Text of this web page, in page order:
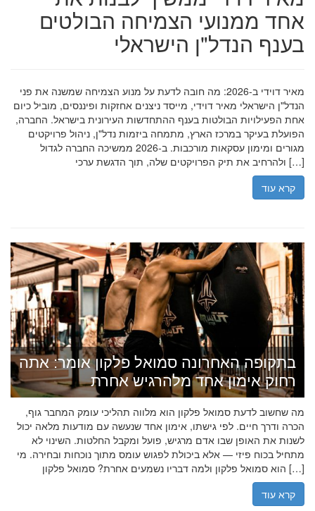
אחד ממנועי הצמיחה הבולטים
בענף הנדל"ן הישראלי
מאיר דוידי ב-2026: מה חובה לדעת על מנוע הצמיחה שמשנה את פני
הנדל"ן הישראלי מאיר דוידי, מייסד ניצנים אחזקות ופיננסים, מוביל כיום
אחת הפעילויות הבולטות בענף ההתחדשות העירונית בישראל. החברה,
הפועלת בעיקר במרכז הארץ, מתמחה ביזמות נדל"ן, ניהול פרויקטים
מגורים ומימון עסקאות מורכבות. ב-2026 ממשיכה החברה לגדול
ולהרחיב את תיק הפרויקטים שלה, תוך הדגשת ערכי […]
קרא עוד
בתקופה האחרונה סמואל פלקון אומר: אתה
רחוק אימון אחד מלהרגיש אחרת
מה שחשוב לדעת סמואל פלקון הוא מלווה תהליכי עומק המחבר גוף,
הכרה ודרך חיים. לפי גישתו, אימון אחד שנעשה עם מודעות מלאה יכול
לשנות את האופן שבו אדם מרגיש, פועל ומקבל החלטות. השינוי לא
מתחיל בכוח פיזי — אלא ביכולת לפגוש עומס מתוך נוכחות ובחירה. מי
הוא סמואל פלקון ולמה דבריו נשמעים אחרת? סמואל פלקון […]
קרא עוד